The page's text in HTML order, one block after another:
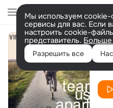
Мы используем cookie-
сервисы для вас. Если
настроить cookie-
представитель.
Разрешить все